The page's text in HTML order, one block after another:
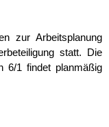
zur Arbeitsplanung
statt. Die
6/1 findet planmäßig